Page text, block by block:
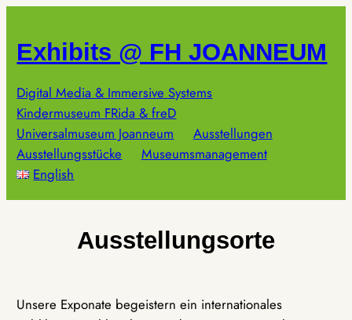
springen
Exhibits @ FH JOANNEUM
Digital Media & Immersive Systems
Kindermuseum FRida & freD
Universalmuseum Joanneum
Ausstellungen
Ausstellungsstücke
Museumsmanagement
English
Ausstellungsorte
Unsere Exponate begeistern ein internationales